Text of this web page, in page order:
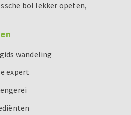
bol lekker opeten,
wandeling
expert